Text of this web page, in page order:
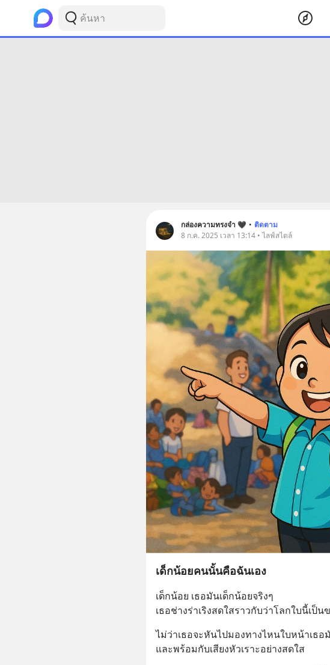
กล่องความทรงจำ 🖤 • ติดตาม
8 ก.ค. 2025 เวลา 13:14 • ไลฟ์สไตล์
เด็กน้อยคนนั้นคือฉันเอง
เด็กน้อย เธอมันเด็กน้อยจริงๆ
เธอช่างร่าเริงสดใสราวกับว่าโลกใบนี้เป็น
ไม่ว่าเธอจะหันไปมองทางไหนใบหน้าเธอ
และพร้อมกับเสียงหัวเราะอย่างสดใส